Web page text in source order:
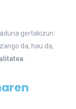
gertakizun
da; hau da,